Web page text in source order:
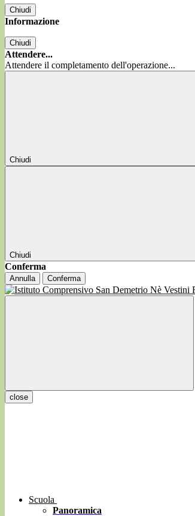
Chiudi
Informazione
Chiudi
Attendere...
Attendere il completamento dell'operazione...
Chiudi
Chiudi
Conferma
Annulla Conferma
close
Scuola
Panoramica